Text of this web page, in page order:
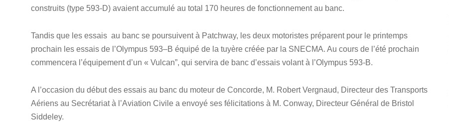
construits (type 593-D) avaient accumulé au total 170 heures de fonctionnement au banc.
Tandis que les essais au banc se poursuivent à Patchway, les deux motoristes préparent pour le printemps
prochain les essais de l’Olympus 593–B équipé de la tuyère créée par la SNECMA. Au cours de l’été prochain
commencera l’équipement d’un « Vulcan”, qui servira de banc d’essais volant à l’Olympus 593-B.
A l’occasion du début des essais au banc du moteur de Concorde, M. Robert Vergnaud, Directeur des Transports
Aériens au Secrétariat à l’Aviation Civile a envoyé ses félicitations à M. Conway, Directeur Général de Bristol
Siddeley.